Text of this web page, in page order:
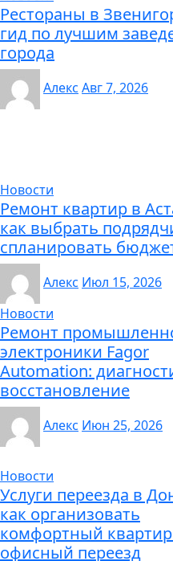
Рестораны в
гид по лучшим
города
Алекс Авг 7, 2026
Новости
Ремонт квартир в
как выбрать
спланировать
Алекс Июл 15, 2026
Новости
Ремонт
электроники Fagor
Automation:
восстановление
Алекс Июн 25, 2026
Новости
Услуги переезда в
как организовать
комфортный
офисный переезд